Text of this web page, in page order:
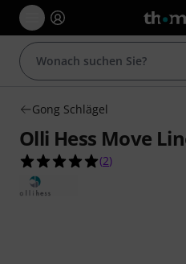
Gong Schlägel
Olli Hess Move
5.0 von 5
(2)